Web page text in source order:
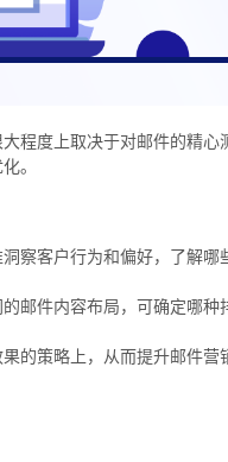
程度上取决于对邮件的精心
。
察客户行为和偏好，了解哪
邮件内容布局，可确定哪种
的策略上，从而提升邮件营